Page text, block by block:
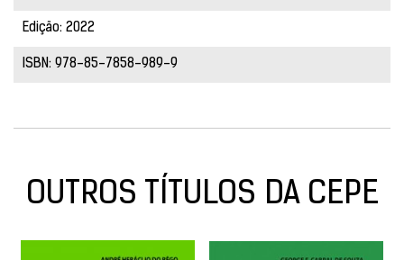
Edição: 2022
ISBN: 978-85-7858-989-9
OUTROS TÍTULOS DA CEPE